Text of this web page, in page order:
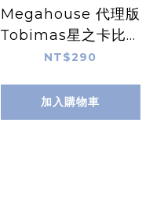
Megahouse 代理版
Tobimas星之卡比盲
盒 全6種 隨機出貨
NT$290
加入購物車